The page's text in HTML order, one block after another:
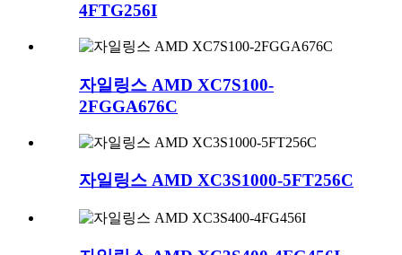
4FTG256I
자일링스 AMD XC7S100-
2FGGA676C
자일링스 AMD XC3S1000-5FT256C